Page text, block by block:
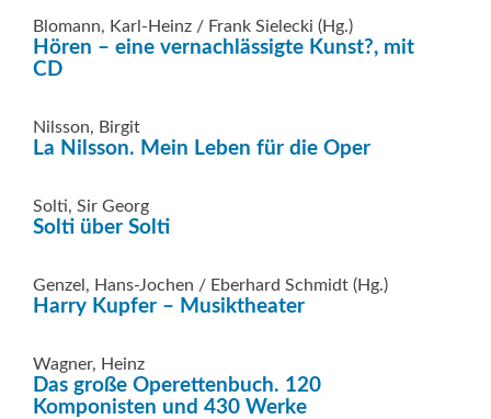
Blomann, Karl-Heinz / Frank Sielecki (Hg.)
Hören – eine vernachlässigte Kunst?, mit
CD
Nilsson, Birgit
La Nilsson. Mein Leben für die Oper
Solti, Sir Georg
Solti über Solti
Genzel, Hans-Jochen / Eberhard Schmidt (Hg.)
Harry Kupfer – Musiktheater
Wagner, Heinz
Das große Operettenbuch. 120
Komponisten und 430 Werke